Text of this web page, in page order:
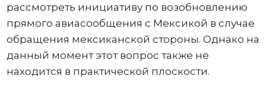
рассмотреть инициативу по возобновлению
прямого авиасообщения с Мексикой в случае
обращения мексиканской стороны. Однако на
данный момент этот вопрос также не
находится в практической плоскости.